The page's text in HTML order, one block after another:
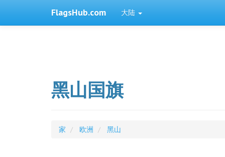
FlagsHub.com 大陆
黑山国旗
家 欧洲 黑山